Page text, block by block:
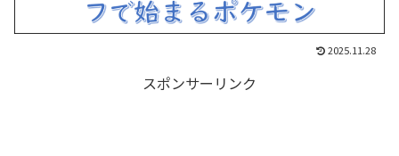
2025.11.28
スポンサーリンク